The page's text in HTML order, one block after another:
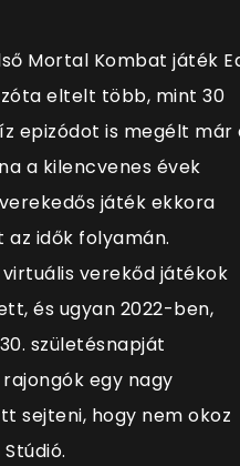
Mortal Kombat játék
eltelt több, mint 30
epizódot is megélt már
a kilencvenes évek
játék ekkora
idők folyamán.
verekőd játékok
és ugyan 2022-ben,
születésnapját
egy nagy
sejteni, hogy nem okoz